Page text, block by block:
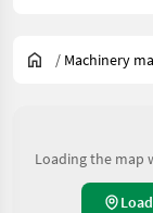
/ Machinery
Loading the map